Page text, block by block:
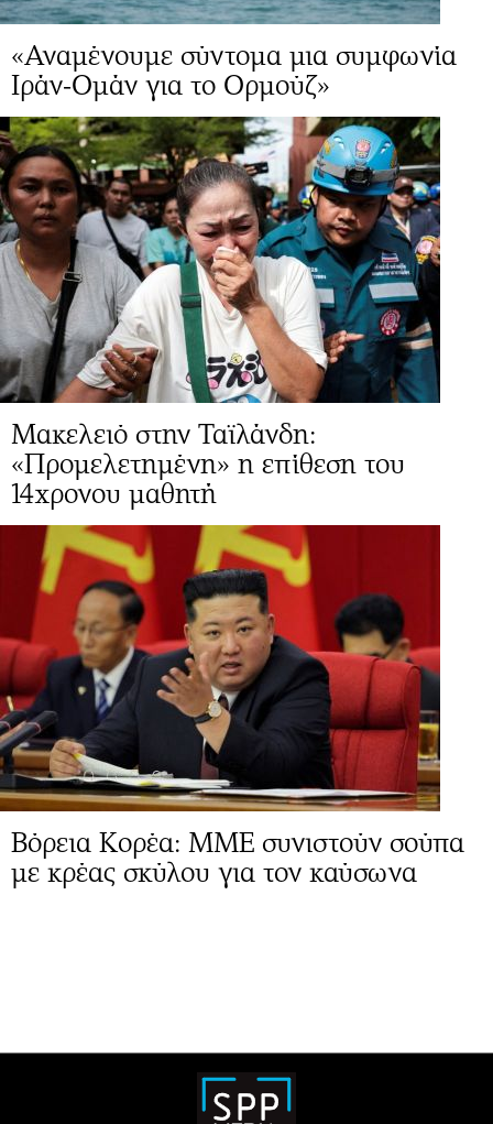
«Αναμένουμε σύντομα μια συμφωνία
Ιράν-Ομάν για το Ορμούζ»
Μακελειό στην Ταϊλάνδη:
«Προμελετημένη» η επίθεση του
14χρονου μαθητή
Βόρεια Κορέα: ΜΜΕ συνιστούν σούπα
με κρέας σκύλου για τον καύσωνα